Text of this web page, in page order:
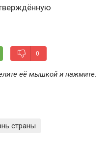
0
её мышкой и нажмите:
страны